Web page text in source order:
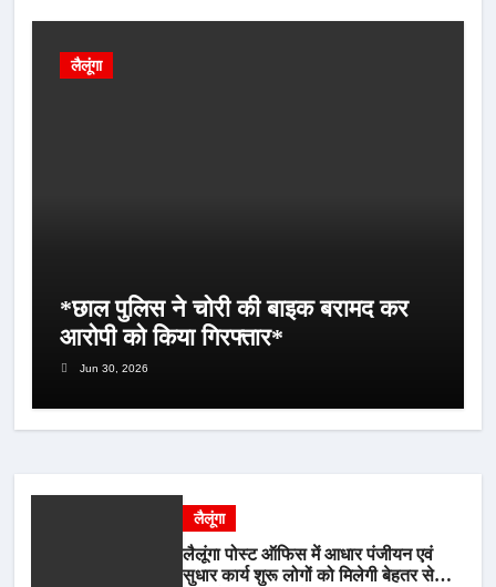
लैलूंगा
*छाल पुलिस ने चोरी की बाइक बरामद कर
आरोपी को किया गिरफ्तार*
Jun 30, 2026
लैलूंगा
लैलूंगा पोस्ट ऑफिस में आधार पंजीयन एवं
सुधार कार्य शुरू लोगों को मिलेगी बेहतर सेवा,